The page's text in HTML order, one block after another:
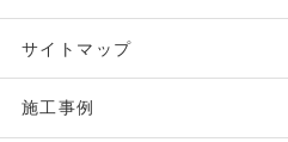
サイトマップ
施工事例